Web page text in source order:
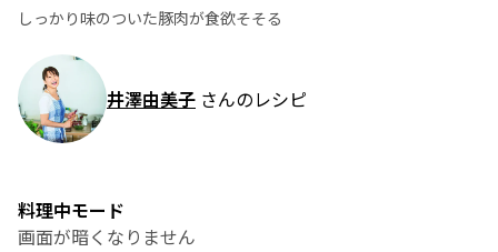
しっかり味のついた豚肉が食欲そそる
井澤由美子 さんのレシピ
料理中モード
画面が暗くなりません